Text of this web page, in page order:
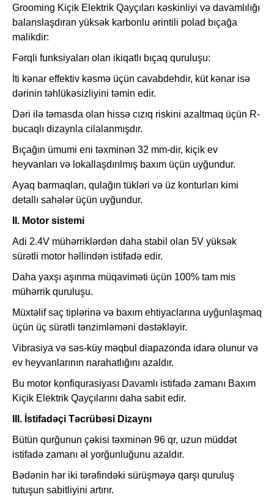
Grooming Kiçik Elektrik Qayçıları kəskinliyi və davamlılığı
balanslaşdıran yüksək karbonlu ərintili polad bıçağa
malikdir:
Fərqli funksiyaları olan ikiqatlı bıçaq quruluşu:
İti kənar effektiv kəsmə üçün cavabdehdir, küt kənar isə
dərinin təhlükəsizliyini təmin edir.
Dəri ilə təmasda olan hissə cızıq riskini azaltmaq üçün R-
bucaqlı dizaynla cilalanmışdır.
Bıçağın ümumi eni təxminən 32 mm-dir, kiçik ev
heyvanları və lokallaşdırılmış baxım üçün uyğundur.
Ayaq barmaqları, qulağın tükləri və üz konturları kimi
detallı sahələr üçün uyğundur.
II. Motor sistemi
Adi 2.4V mühərriklərdən daha stabil olan 5V yüksək
sürətli motor həllindən istifadə edir.
Daha yaxşı aşınma müqaviməti üçün 100% tam mis
mühərrik quruluşu.
Müxtəlif saç tiplərinə və baxım ehtiyaclarına uyğunlaşmaq
üçün üç sürətli tənzimləməni dəstəkləyir.
Vibrasiya və səs-küy məqbul diapazonda idarə olunur və
ev heyvanlarının narahatlığını azaldır.
Bu motor konfiqurasiyası Davamlı istifadə zamanı Baxım
Kiçik Elektrik Qayçılarını daha sabit edir.
III. İstifadəçi Təcrübəsi Dizaynı
Bütün qurğunun çəkisi təxminən 96 qr, uzun müddət
istifadə zamanı əl yorğunluğunu azaldır.
Bədənin hər iki tərəfindəki sürüşməyə qarşı quruluş
tutuşun sabitliyini artırır.